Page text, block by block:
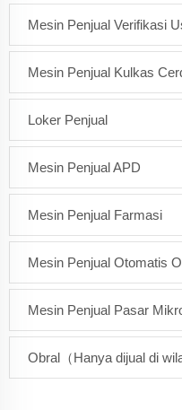
Mesin Penjual Verifikasi
Mesin Penjual Kulkas
Loker Penjual
Mesin Penjual APD
Mesin Penjual Farmasi
Mesin Penjual Otomatis
Mesin Penjual Pasar
Obral（Hanya dijual di